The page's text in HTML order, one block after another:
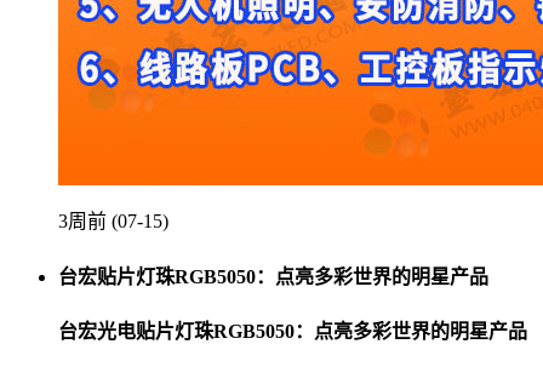
3周前 (07-15)
台宏贴片灯珠RGB5050：点亮多彩世界的明星产品
台宏光电贴片灯珠RGB5050：点亮多彩世界的明星产品